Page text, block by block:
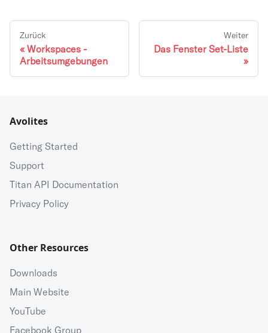
Zurück
Workspaces -
Arbeitsumgebungen
Weiter
Das Fenster Set-Liste
Avolites
Getting Started
Support
Titan API Documentation
Privacy Policy
Other Resources
Downloads
Main Website
YouTube
Facebook Group